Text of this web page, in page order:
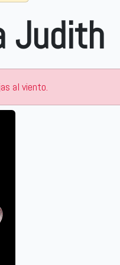
al viento.